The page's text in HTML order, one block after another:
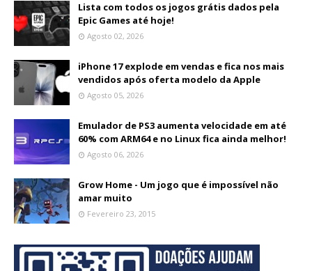
Lista com todos os jogos grátis dados pela
Epic Games até hoje!
Agosto 02, 2026
iPhone 17 explode em vendas e fica nos mais
vendidos após oferta modelo da Apple
Agosto 05, 2026
Emulador de PS3 aumenta velocidade em até
60% com ARM64 e no Linux fica ainda melhor!
Agosto 06, 2026
Grow Home - Um jogo que é impossível não
amar muito
Fevereiro 23, 2015